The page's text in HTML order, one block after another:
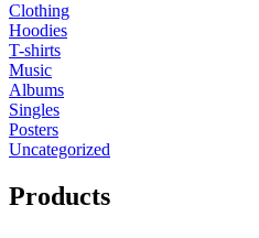
Clothing
Hoodies
T-shirts
Music
Albums
Singles
Posters
Uncategorized
Products